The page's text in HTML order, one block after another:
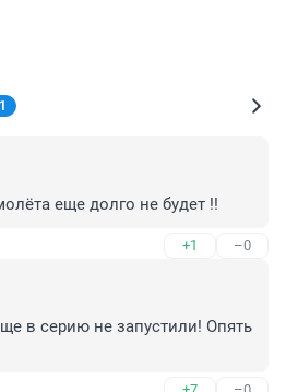
еще долго не будет !!
+1 –0
в серию не запустили! Опять